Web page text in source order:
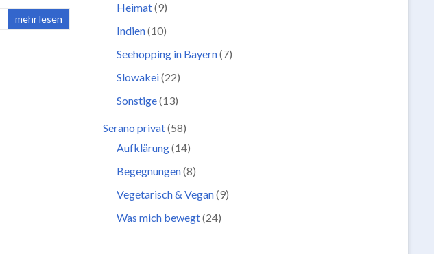
mehr lesen
Heimat(9)
Indien(10)
Seehopping in Bayern(7)
Slowakei(22)
Sonstige(13)
Serano privat(58)
Aufklärung(14)
Begegnungen(8)
Vegetarisch & Vegan(9)
Was mich bewegt(24)